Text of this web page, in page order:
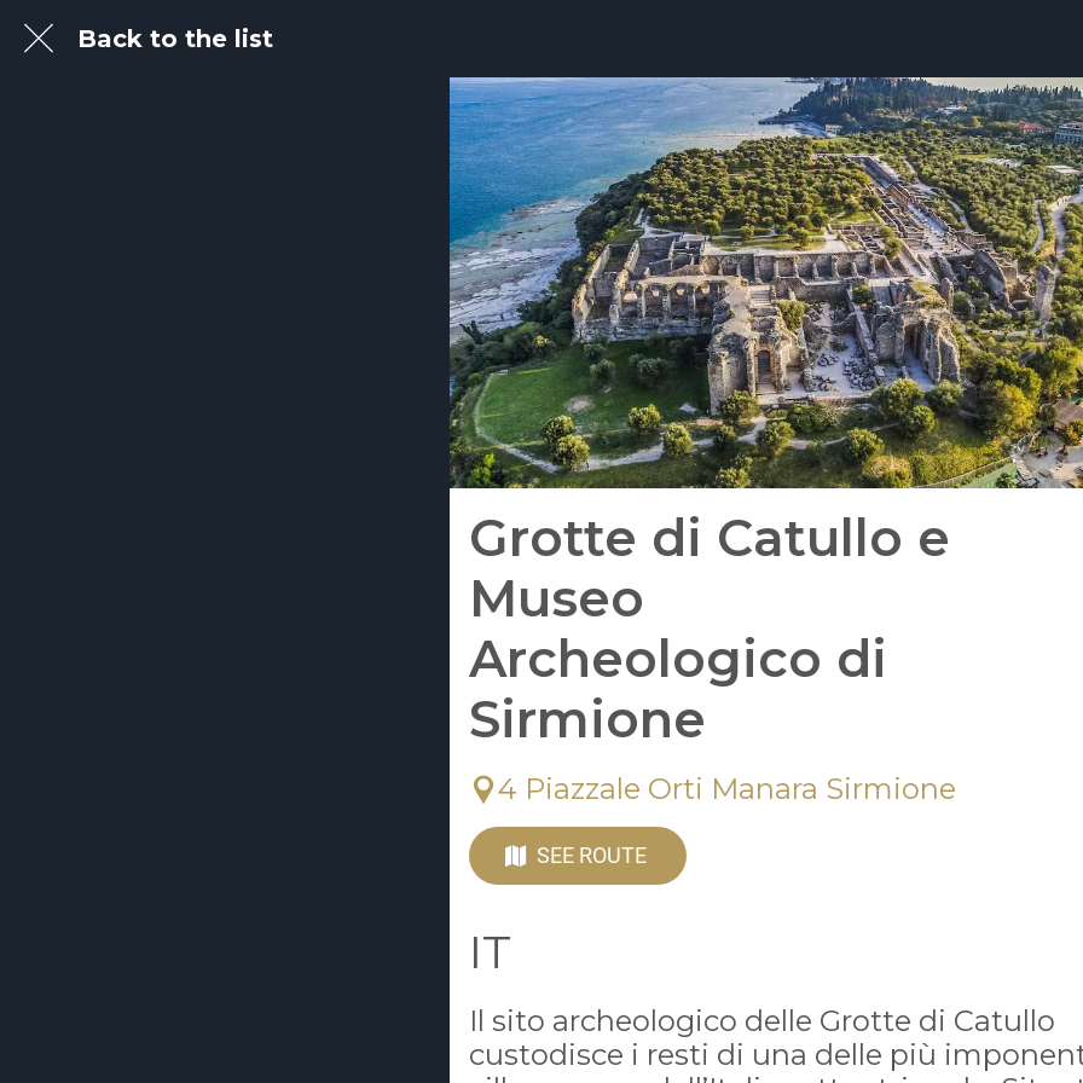
Back to the list
Grotte di Catullo e
Museo
Archeologico di
Sirmione
4 Piazzale Orti Manara Sirmione
SEE ROUTE
IT
Il sito archeologico delle Grotte di Catullo
custodisce i resti di una delle più